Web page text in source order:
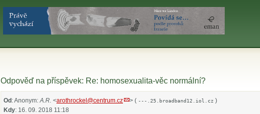
Odpověď na příspěvek: Re: homosexualita-věc normální?
Od : Anonym:A.R. <arothrockel@centrum.cz > ( ---.25.broadband12.iol.cz )
Kdy: 16. 09. 2018 11:18